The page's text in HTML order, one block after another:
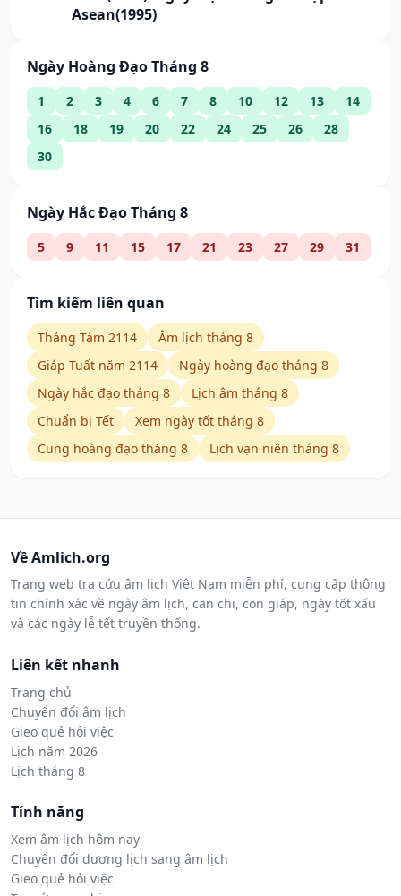
Asean(1995)
Ngày Hoàng Đạo Tháng 8
1 2 3 4 6 7 8 10 12 13
14
16
18 19 20 22 24 25 26
28
30
Ngày Hắc Đạo Tháng 8
5 9 11 15 17 21 23 27 29 31
Tìm kiếm liên quan
Tháng Tám 2114
Âm lịch tháng 8
Giáp Tuất năm 2114
Ngày hoàng đạo tháng 8
Ngày hắc đạo tháng 8
Lịch âm tháng 8
Chuẩn bị Tết
Xem ngày tốt tháng 8
Cung hoàng đạo tháng 8
Lịch vạn niên tháng 8
Về Amlich.org
Trang web tra cứu âm lịch Việt Nam miễn phí, cung cấp thông
tin chính xác về ngày âm lịch, can chi, con giáp, ngày tốt xấu
và các ngày lễ tết truyền thống.
Liên kết nhanh
Trang chủ
Chuyển đổi âm lịch
Gieo quẻ hỏi việc
Lịch năm 2026
Lịch tháng 8
Tính năng
Xem âm lịch hôm nay
Chuyển đổi dương lịch sang âm lịch
Gieo quẻ hỏi việc